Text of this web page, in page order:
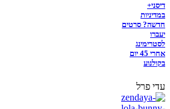
דיסני+
במדיניות
חדשה? סרטים
יעברו
לסטרימינג
אחרי 45 יום
בקולנוע
עדי פרל